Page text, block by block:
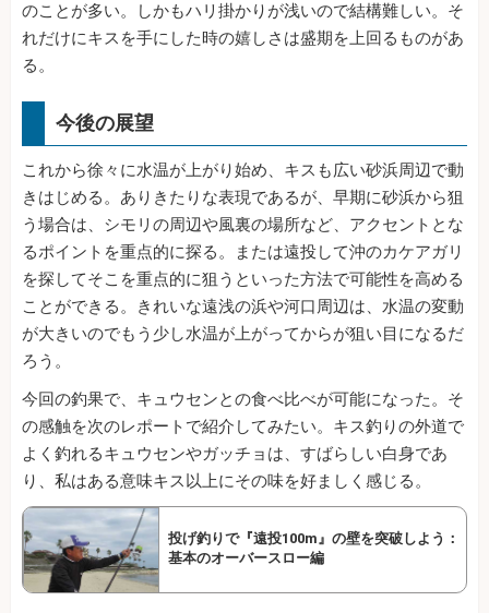
のことが多い。しかもハリ掛かりが浅いので結構難しい。そ
れだけにキスを手にした時の嬉しさは盛期を上回るものがあ
る。
今後の展望
これから徐々に水温が上がり始め、キスも広い砂浜周辺で動
きはじめる。ありきたりな表現であるが、早期に砂浜から狙
う場合は、シモリの周辺や風裏の場所など、アクセントとな
るポイントを重点的に探る。または遠投して沖のカケアガリ
を探してそこを重点的に狙うといった方法で可能性を高める
ことができる。きれいな遠浅の浜や河口周辺は、水温の変動
が大きいのでもう少し水温が上がってからが狙い目になるだ
ろう。
今回の釣果で、キュウセンとの食べ比べが可能になった。そ
の感触を次のレポートで紹介してみたい。キス釣りの外道で
よく釣れるキュウセンやガッチョは、すばらしい白身であ
り、私はある意味キス以上にその味を好ましく感じる。
投げ釣りで『遠投100m』の壁を突破しよう：
基本のオーバースロー編